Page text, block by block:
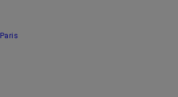
Paris